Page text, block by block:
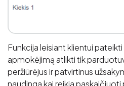
Funkcija leisiant klientui
apmokėjimą atlikti tik
peržiūrėjus ir patvirtinus
naudinga kai reikia